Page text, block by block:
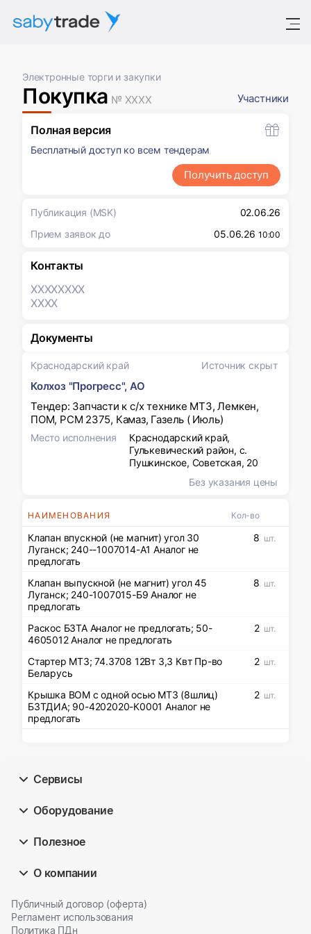
Электронные торги и закупки
Покупка № XXXX Участники
Краснодарский край Источник скрыт
Колхоз "Прогресс", АО
Тендер: Запчасти к с/х технике МТЗ, Лемкен,
ПОМ, РСМ 2375, Камаз, Газель ( Июль)
Место исполнения
Краснодарский край,
Гулькевический район, с.
Пушкинское, Советская, 20
Без указания цены
НАИМЕНОВАНИЯ Кол-во
Клапан впускной (не магнит) угол 30
Луганск; 240--1007014-А1 Аналог не
предлогать
8 шт.
Клапан выпускной (не магнит) угол 45
Луганск; 240-1007015-Б9 Аналог не
предлогать
8 шт.
Раскос БЗТА Аналог не предлогать; 50-
4605012 Аналог не предлогать
2 шт.
Стартер МТЗ; 74.3708 12Вт 3,3 Квт Пр-во
Беларусь
2 шт.
Крышка ВОМ с одной осью МТЗ (8шлиц)
БЗТДИА; 90-4202020-К0001 Аналог не
предлогать
2 шт.
Полная версия
Бесплатный доступ ко всем тендерам
Получить доступ
Публикация (MSK)
02.06.26
Прием заявок до
05.06.26 10:00
Контакты
XXXXXXXX
XXXX
Документы
Сервисы
Оборудование
Полезное
О компании
Публичный договор (оферта)
Регламент использования
Политика ПДн